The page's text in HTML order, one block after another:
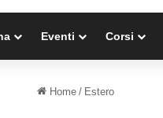
Eventi Corsi
Home / Estero